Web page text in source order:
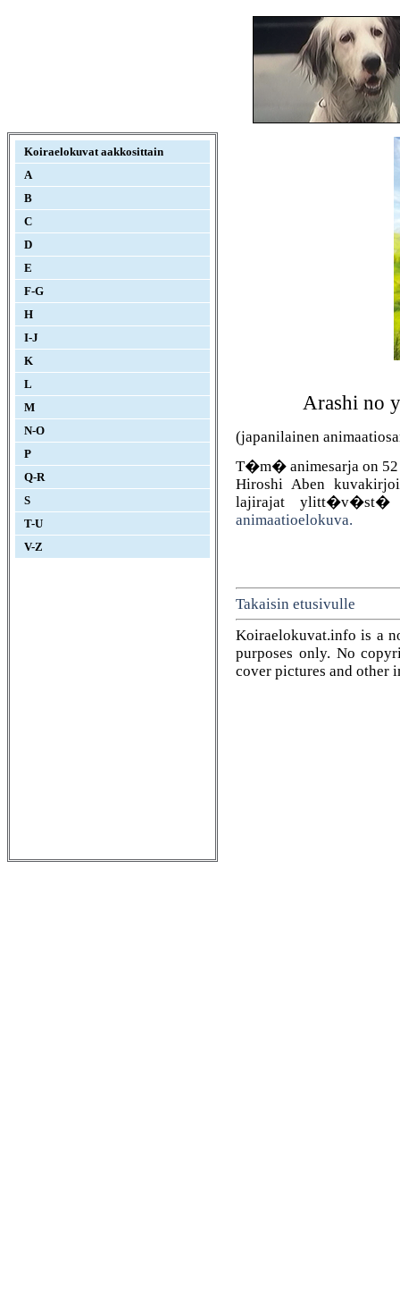
Koiraelokuvat aakkosittain
A
B
C
D
E
F-G
H
I-J
K
L
M
N-O
P
Q-R
S
T-U
V-Z
Arashi no
(japanilainen
T�m� animesarja on
Hiroshi Aben
lajirajat ylitt�v�st�
animaatioelokuva.
Takaisin etusivulle
Koiraelokuvat.info is a
purposes only. No
cover pictures and other